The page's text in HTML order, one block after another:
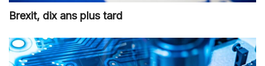
Brexit, dix ans plus tard